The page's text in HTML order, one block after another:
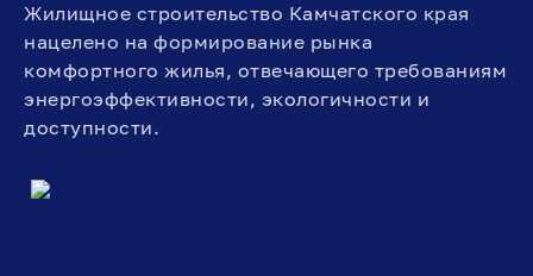
Жилищное строительство Камчатского края
нацелено на формирование рынка
комфортного жилья, отвечающего требованиям
энергоэффективности, экологичности и
доступности.